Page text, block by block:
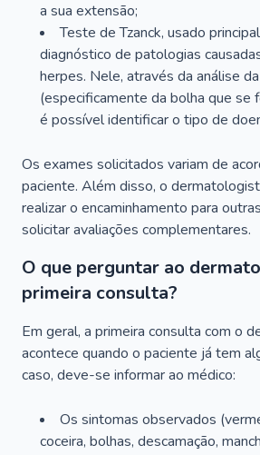
a sua extensão;
Teste de Tzanck, usado
diagnóstico de patologias
herpes. Nele, através da análise
(especificamente da bolha que se
é possível identificar o tipo de
Os exames solicitados variam de
paciente. Além disso, o
realizar o encaminhamento para
solicitar avaliações complementares.
O que perguntar ao
primeira consulta?
Em geral, a primeira consulta com o
acontece quando o paciente já tem
caso, deve-se informar ao médico:
Os sintomas observados
coceira, bolhas, descamação,